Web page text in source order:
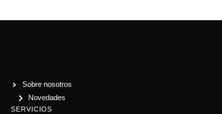
Sobre nosotros
Novedades
SERVICIOS